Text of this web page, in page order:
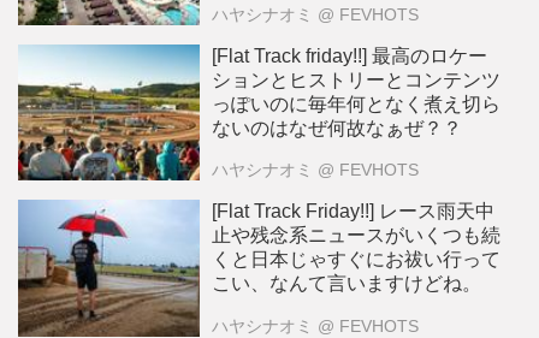
ハヤシナオミ @ FEVHOTS
[Flat Track friday!!] 最高のロケー
ションとヒストリーとコンテンツ
っぽいのに毎年何となく煮え切ら
ないのはなぜ何故なぁぜ？？
ハヤシナオミ @ FEVHOTS
[Flat Track Friday!!] レース雨天中
止や残念系ニュースがいくつも続
くと日本じゃすぐにお祓い行って
こい、なんて言いますけどね。
ハヤシナオミ @ FEVHOTS